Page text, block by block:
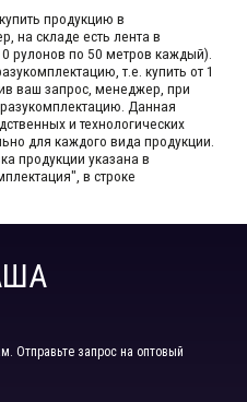
продукцию в
на складе​ есть лента в
рулонов по 50 метров каждый).​
т.е. купить от 1
ваш запрос,​ менеджер, при
Данная
и технологических
для каждого вида продукции.​
продукции указана в
в строке
Отправьте запрос на оптовый